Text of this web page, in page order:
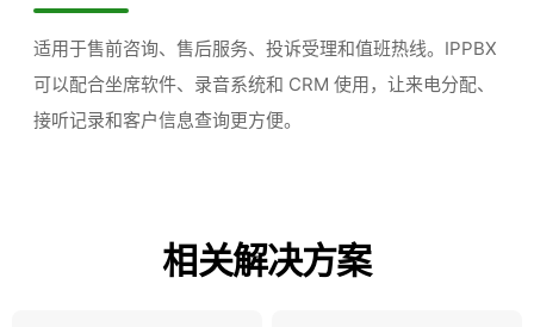
适用于售前咨询、售后服务、投诉受理和值班热线。IPPBX
可以配合坐席软件、录音系统和 CRM 使用，让来电分配、
接听记录和客户信息查询更方便。
相关解决方案